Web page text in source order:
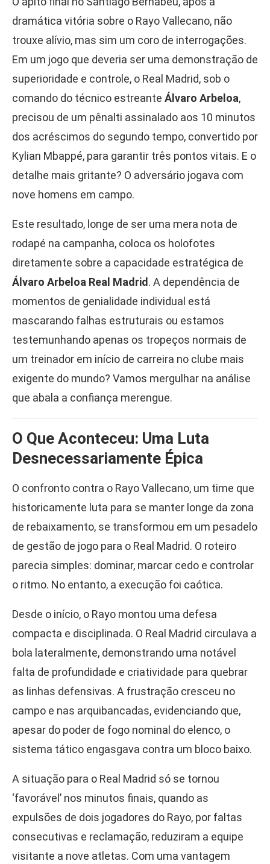
dramática vitória sobre o Rayo Vallecano, não
trouxe alívio, mas sim um coro de interrogações.
Em um jogo que deveria ser uma demonstração de
superioridade e controle, o Real Madrid, sob o
comando do técnico estreante Álvaro Arbeloa,
precisou de um pênalti assinalado aos 10 minutos
dos acréscimos do segundo tempo, convertido por
Kylian Mbappé, para garantir três pontos vitais. E o
detalhe mais gritante? O adversário jogava com
nove homens em campo.
Este resultado, longe de ser uma mera nota de
rodapé na campanha, coloca os holofotes
diretamente sobre a capacidade estratégica de
Álvaro Arbeloa Real Madrid . A dependência de
momentos de genialidade individual está
mascarando falhas estruturais ou estamos
testemunhando apenas os tropeços normais de
um treinador em início de carreira no clube mais
exigente do mundo? Vamos mergulhar na análise
que abala a confiança merengue.
O Que Aconteceu: Uma Luta
Desnecessariamente Épica
O confronto contra o Rayo Vallecano, um time que
historicamente luta para se manter longe da zona
de rebaixamento, se transformou em um pesadelo
de gestão de jogo para o Real Madrid. O roteiro
parecia simples: dominar, marcar cedo e controlar
o ritmo. No entanto, a execução foi caótica.
Desde o início, o Rayo montou uma defesa
compacta e disciplinada. O Real Madrid circulava a
bola lateralmente, demonstrando uma notável
falta de profundidade e criatividade para quebrar
as linhas defensivas. A frustração cresceu no
campo e nas arquibancadas, evidenciando que,
apesar do poder de fogo nominal do elenco, o
sistema tático engasgava contra um bloco baixo.
A situação para o Real Madrid só se tornou
‘favorável’ nos minutos finais, quando as
expulsões de dois jogadores do Rayo, por faltas
consecutivas e reclamação, reduziram a equipe
visitante a nove atletas. Com uma vantagem